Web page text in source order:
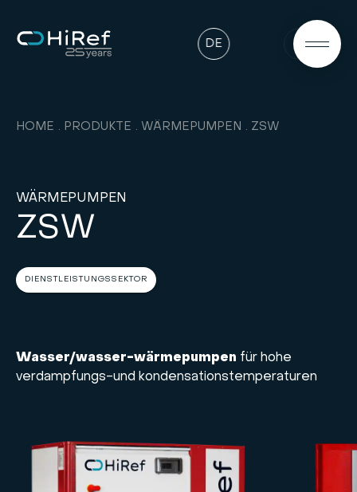
DE
HOME PRODUKTE WÄRMEPUMPEN ZSW
WÄRMEPUMPEN
ZSW
DIENSTLEISTUNGSSEKTOR
Wasser/wasser-wärmepumpen für hohe
verdampfungs-und kondensationstemperaturen